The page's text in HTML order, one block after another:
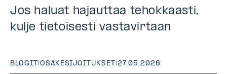
Jos haluat hajauttaa tehokkaasti,
kulje tietoisesti vastavirtaan
BLOGIT |OSAKESIJOITUKSET |27.05.2026